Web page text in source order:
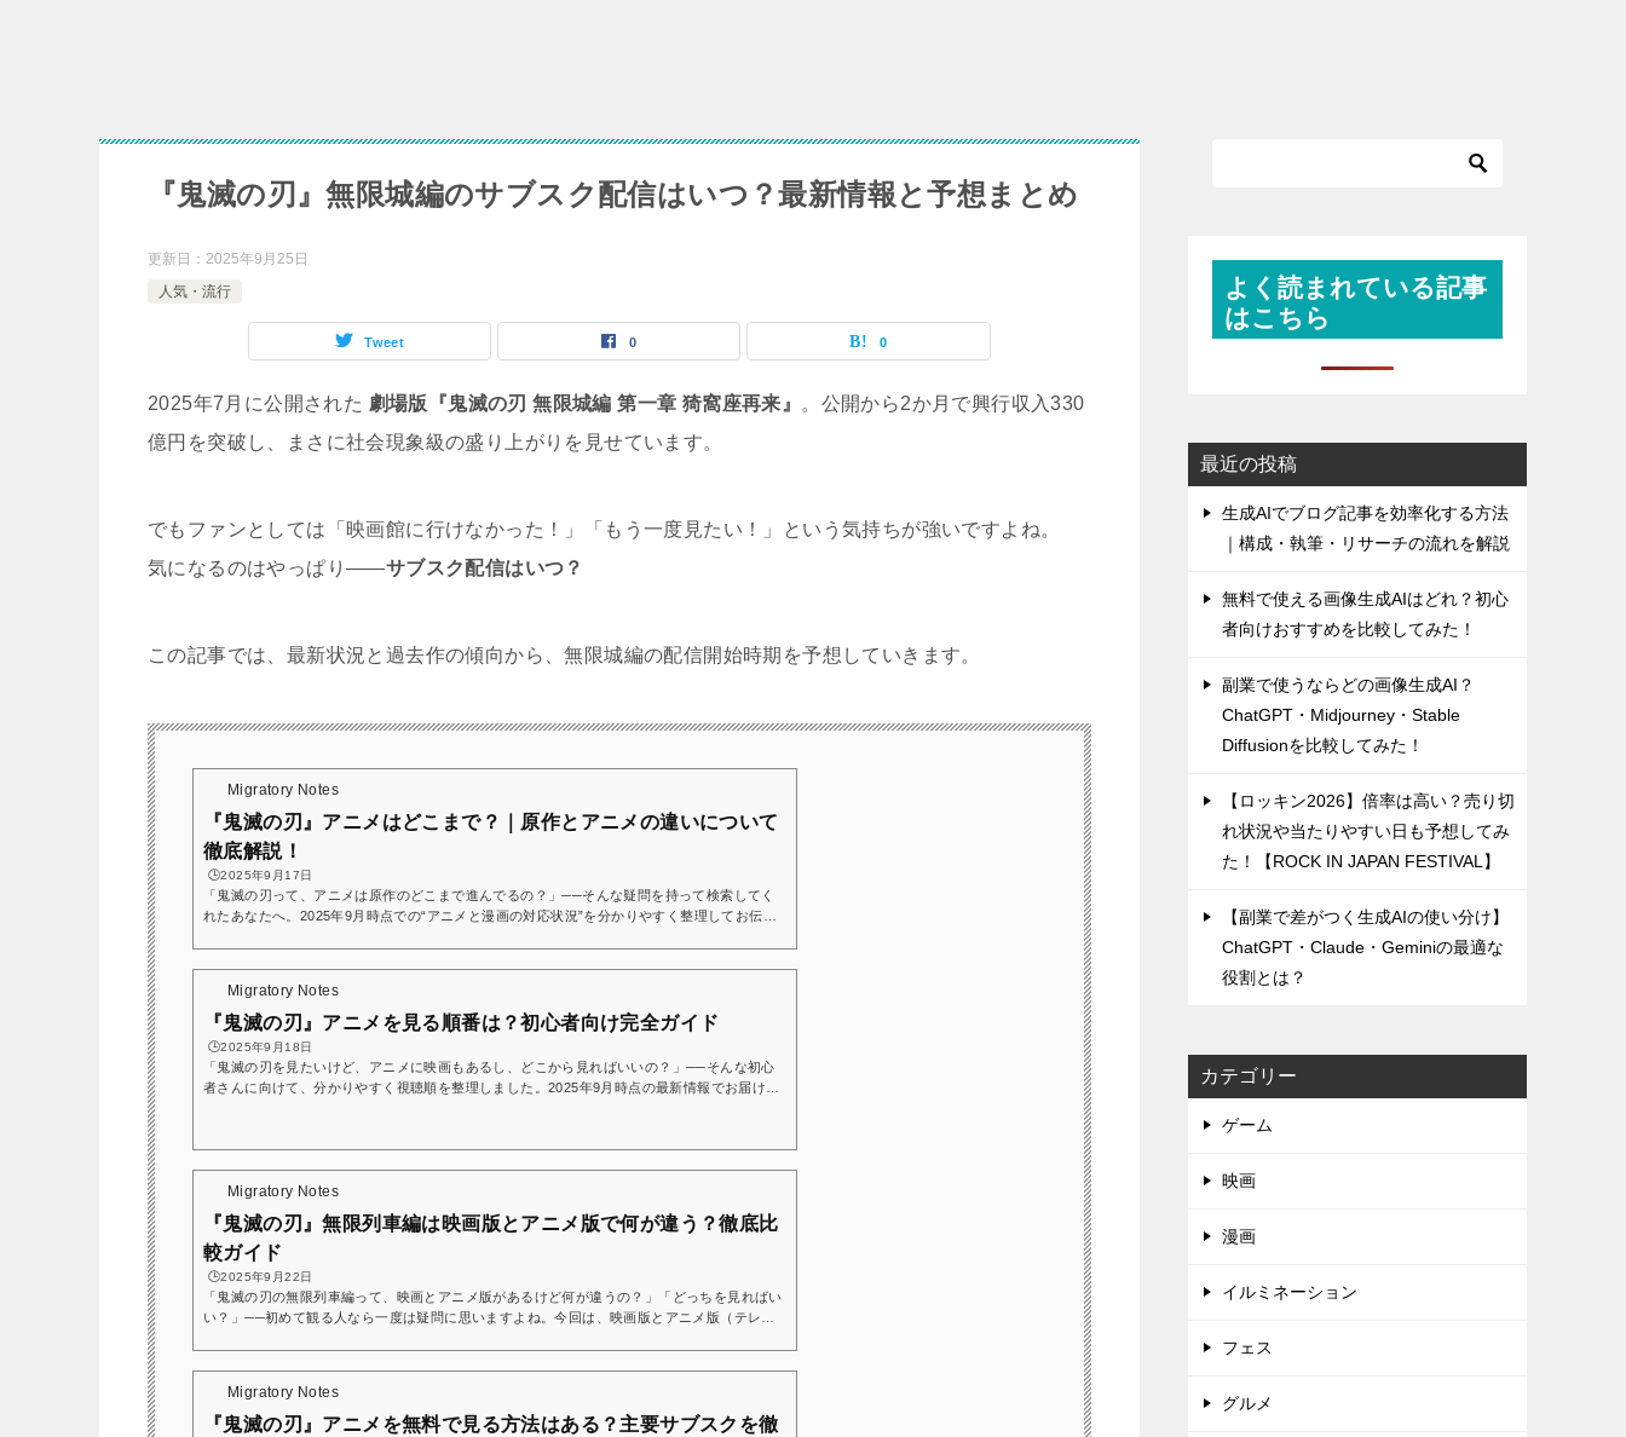
『鬼滅の刃』無限城編のサブスク配信はいつ？最新情報と予想まとめ
更新日： 2025年9月25日
人気・流行
Tweet 0 0
2025年7月に公開された 劇場版『鬼滅の刃 無限城編 第一章 猗窩座再来』
。公開から2か月で興行収入330
億円を突破し、まさに社会現象級の盛り上がりを見せています。
でもファンとしては「映画館に行けなかった！」「もう一度見たい！」という気持ちが強いですよね。
気になるのはやっぱり――サブスク配信はいつ？
この記事では、最新状況と過去作の傾向から、無限城編の配信開始時期を予想していきます。
Migratory Notes
『鬼滅の刃』アニメはどこまで？｜原作とアニメの違いについて
徹底解説！
🕒️2025年9月17日
「鬼滅の刃って、アニメは原作のどこまで進んでるの？」──そんな疑問を持って検索してく
れたあなたへ。2025年9月時点での“アニメと漫画の対応状況”を分かりやすく整理してお伝え
る予定となりそうですね。『鬼滅の刃』アニメではどこまで描かれた？これまで...
Migratory Notes
『鬼滅の刃』アニメを見る順番は？初心者向け完全ガイド
🕒️2025年9月18日
「鬼滅の刃を見たいけど、アニメに映画もあるし、どこから見ればいいの？」──そんな初心
者さんに向けて、分かりやすく視聴順を整理しました。2025年9月時点の最新情報でお届けし
滅の刃は基本的に 公開された順＝時系列順 になっています。なので「公開順に全部見る」が
一番わかりやすくておすすめです。つまりこの通りに見ればOKです！👇作...
Migratory Notes
『鬼滅の刃』無限列車編は映画版とアニメ版で何が違う？徹底比
較ガイド
🕒️2025年9月22日
「鬼滅の刃の無限列車編って、映画とアニメ版があるけど何が違うの？」「どっちを見ればい
い？」──初めて観る人なら一度は疑問に思いますよね。今回は、映画版とアニメ版（テレビ
詳しくまとめていますので、あわせてご覧くださいね！👇映画館で号泣した人も...
Migratory Notes
『鬼滅の刃』アニメを無料で見る方法はある？主要サブスクを徹
よく読まれている記事
はこちら
最近の投稿
生成AIでブログ記事を効率化する方法
｜構成・執筆・リサーチの流れを解説
無料で使える画像生成AIはどれ？初心
者向けおすすめを比較してみた！
副業で使うならどの画像生成AI？
ChatGPT・Midjourney・Stable
Diffusionを比較してみた！
【ロッキン2026】倍率は高い？売り切
れ状況や当たりやすい日も予想してみ
た！【ROCK IN JAPAN FESTIVAL】
【副業で差がつく生成AIの使い分け】
ChatGPT・Claude・Geminiの最適な
役割とは？
カテゴリー
ゲーム
映画
漫画
イルミネーション
フェス
グルメ